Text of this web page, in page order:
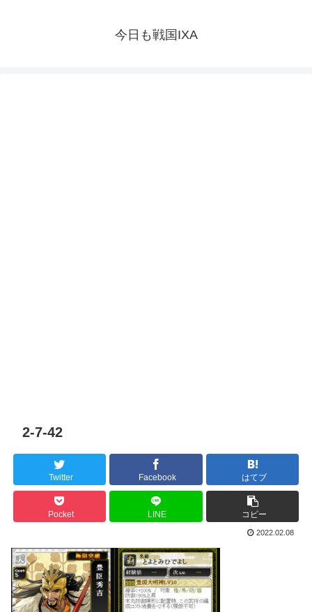
今日も戦国IXA
2-7-42
Twitter Facebook はてブ
Pocket LINE コピー
2022.02.08